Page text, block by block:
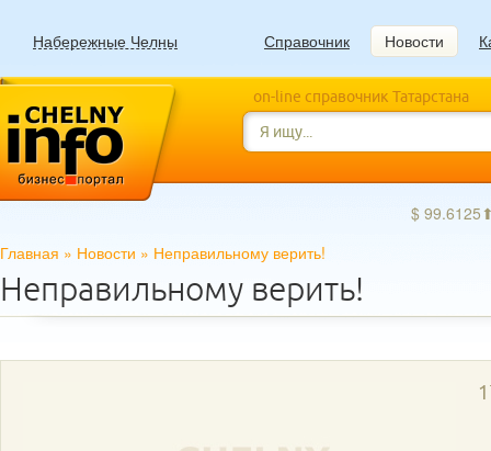
Набережные Челны Справочник Новости
on-line справочник Татарстана
$
Главная » Новости » Неправильному верить!
Неправильному верить!